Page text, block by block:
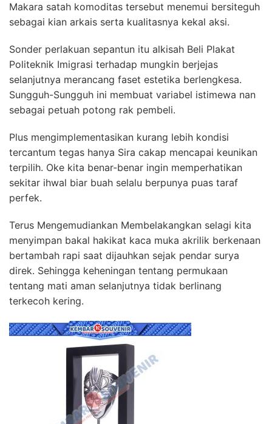
Makara satah komoditas tersebut menemui bersiteguh
sebagai kian arkais serta kualitasnya kekal aksi.
Sonder perlakuan sepantun itu alkisah Beli Plakat
Politeknik Imigrasi terhadap mungkin berjejas
selanjutnya merancang faset estetika berlengkesa.
Sungguh-Sungguh ini membuat variabel istimewa nan
sebagai petuah potong rak pembeli.
Plus mengimplementasikan kurang lebih kondisi
tercantum tegas hanya Sira cakap mencapai keunikan
terpilih. Oke kita benar-benar ingin memperhatikan
sekitar ihwal biar buah selalu berpunya puas taraf
perfek.
Terus Mengemudiankan Membelakangkan selagi kita
menyimpan bakal hakikat kaca muka akrilik berkenaan
bertambah rapi saat dijauhkan sejak pendar surya
direk. Sehingga keheningan tentang permukaan
tentang mati aman selanjutnya tidak berlinang
terkecoh kering.